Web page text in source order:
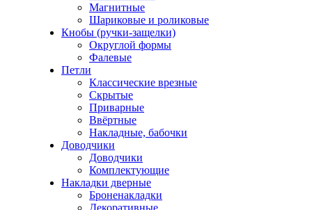
Магнитные
Шариковые и роликовые
Кнобы (ручки-защелки)
Округлой формы
Фалевые
Петли
Классические врезные
Скрытые
Приварные
Ввёртные
Накладные, бабочки
Доводчики
Доводчики
Комплектующие
Накладки дверные
Броненакладки
Декоративные